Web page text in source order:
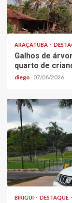
ARAÇATUBA
Galhos de
quarto de
diego 07/08/2026
BIRIGUI DESTAQUE